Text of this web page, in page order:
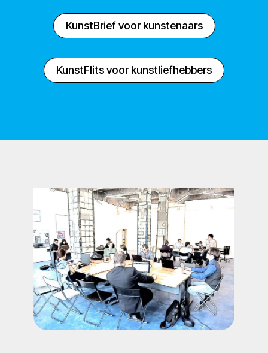
KunstBrief voor kunstenaars
KunstFlits voor kunstliefhebbers